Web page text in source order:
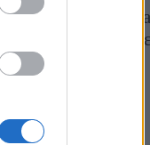
Tsapis
ταξίδι στις
Σίφνου!